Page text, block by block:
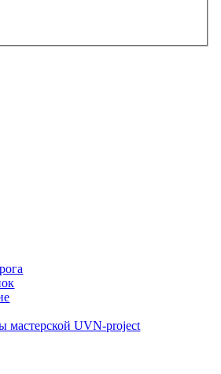
мастерской UVN-project